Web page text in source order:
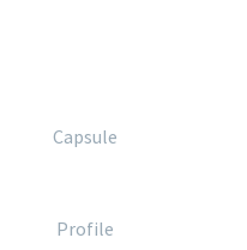
Capsule
Profile